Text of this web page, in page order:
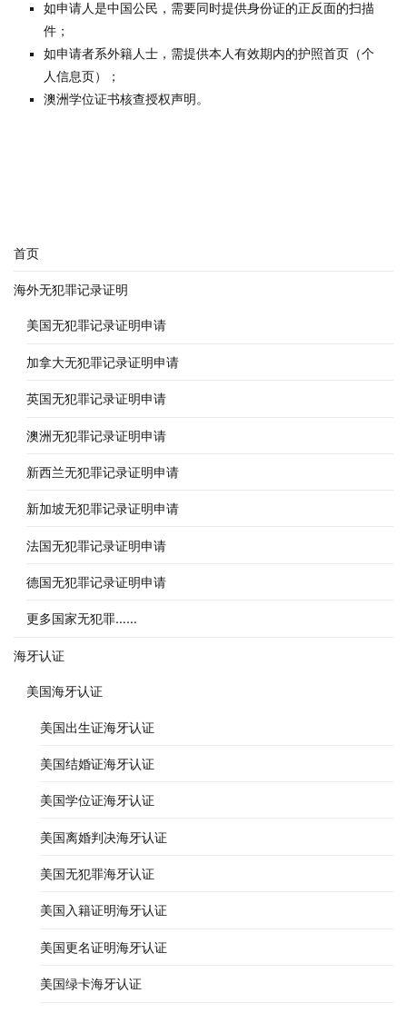
如申请人是中国公民，需要同时提供身份证的正反面的扫描
件；
如申请者系外籍人士，需提供本人有效期内的护照首页（个
人信息页）；
澳洲学位证书核查授权声明。
首页
海外无犯罪记录证明
美国无犯罪记录证明申请
加拿大无犯罪记录证明申请
英国无犯罪记录证明申请
澳洲无犯罪记录证明申请
新西兰无犯罪记录证明申请
新加坡无犯罪记录证明申请
法国无犯罪记录证明申请
德国无犯罪记录证明申请
更多国家无犯罪……
海牙认证
美国海牙认证
美国出生证海牙认证
美国结婚证海牙认证
美国学位证海牙认证
美国离婚判决海牙认证
美国无犯罪海牙认证
美国入籍证明海牙认证
美国更名证明海牙认证
美国绿卡海牙认证